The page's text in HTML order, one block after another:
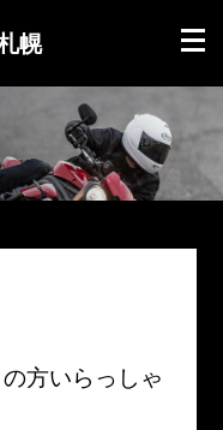
幌
方いらっしゃ